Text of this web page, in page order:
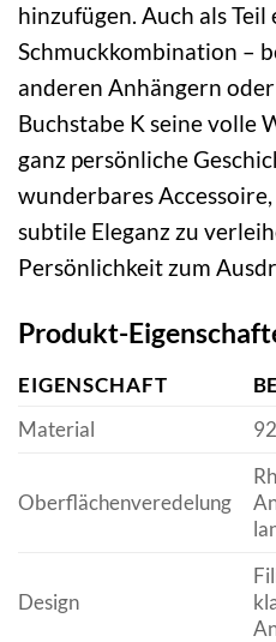
hinzufügen. Auch als
Schmuckkombination –
anderen Anhängern
Buchstabe K seine volle
ganz persönliche
wunderbares
subtile Eleganz zu
Persönlichkeit zum
Produkt-
EIGENSCHAFT
Material
Oberflächenveredelung
Design